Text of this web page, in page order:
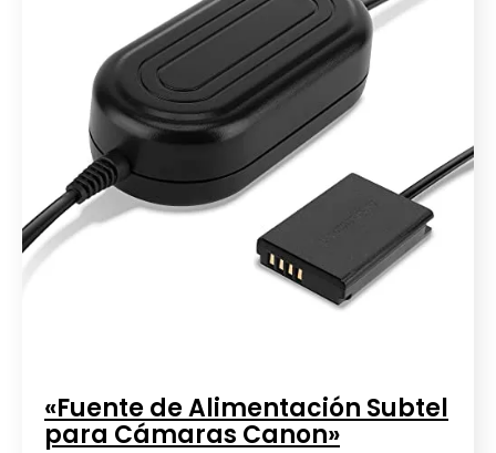
«Fuente de Alimentación Subtel
para Cámaras Canon»